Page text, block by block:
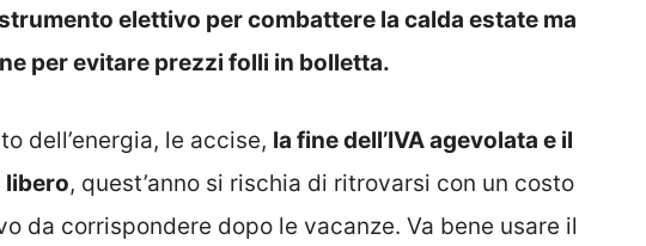
elettivo per combattere la calda estate ma
per evitare prezzi folli in bolletta.
dell’energia, le accise, la fine dell’IVA agevolata e il
libero, quest’anno si rischia di ritrovarsi con un costo
da corrispondere dopo le vacanze. Va bene usare il